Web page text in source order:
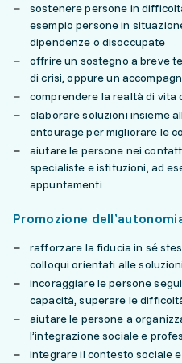
sostenere persone in
esempio persone in
dipendenze o disoccupate
offrire un sostegno a breve
di crisi, oppure un
comprendere la realtà di vita
elaborare soluzioni insieme
entourage per migliorare le
aiutare le persone nei
specialiste e istituzioni, ad
appuntamenti
Promozione
rafforzare la fiducia in sé
colloqui orientati alle
incoraggiare le persone
capacità, superare le
aiutare le persone a
l’integrazione sociale e
integrare il contesto sociale